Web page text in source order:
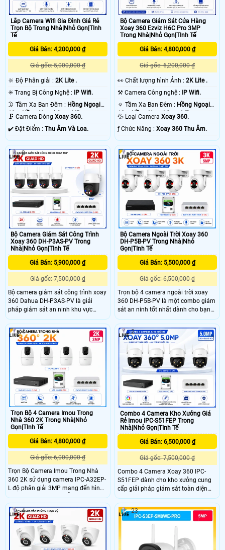
Lắp Camera Wifi Gia Đình Giá Rẻ
Trọn Bộ Trong Nhà|Nhỏ Gọn|TInh
Tế
Giá Bán: 4,200,000 ₫
Giá gốc: 5,000,000 ₫
🔆 Độ Phân giải : 2K Lite .
✳️ Trang Bị Công Nghệ : IP Wifi.
🌛 Tầm Xa Ban Đêm : Hồng Ngoại
10m Hồng Ngoại Smart IR.
🗜️ Camera Dòng Xoay 360.
️✔️ Đặt Điểm : Thu Âm Và Loa.
Bộ Camera Giám Sát Cửa Hàng
Xoay 360 Ezviz H6C Pro 3MP
Trong Nhà|Nhỏ Gọn|TInh Tế
Giá Bán: 4,800,000 ₫
Giá gốc: 6,200,000 ₫
️👀 Chất lượng hình Ảnh :2K Lite .
⚒ Camera Công nghệ : IP Wifi.
🔅 Tầm Xa Ban Đêm : Hồng Ngoại
10m Hồng Ngoại Smart IR.
💦 Loại CameraXoay 360.
️ƒ Chức Năng :Xoay 360 Thu Âm.
Bộ Camera Giám Sát Công Trình
Xoay 360 DH-P3AS-PV Trong
Nhà|Nhỏ Gọn|TInh Tế
Giá Bán: 5,900,000 ₫
Giá gốc: 7,500,000 ₫
Bộ camera giám sát công trình xoay
360 Dahua DH-P3AS-PV là giải
pháp giám sát an ninh khu vực
công trình chất lượng. Với camera
3MP hình ảnh siêu nét, hỗ trợ quay
quét linh hoạt, phát hiện phân biệt
đối tượng người, phương tiện, khả
năng ghi hình màu ban đêm 30m,
chuẩn chống nước IP66 giúp bền bỉ
trong mọi điều kiện khắc nghiệt
2
Bộ Camera Ngoài Trời Xoay 360
DH-P5B-PV Trong Nhà|Nhỏ
Gọn|TInh Tế
Giá Bán: 5,500,000 ₫
Giá gốc: 6,500,000 ₫
Trọn bộ 4 camera ngoài trời xoay
360 DH-P5B-PV là một combo giám
sát an ninh tốt nhất dành cho bạn
với độ phân giải hình ảnh độ nét
cao 3K, khả năng quay quét 360 độ
toàn ảnh giúp quan sát mọi góc
chết linh hoạt.
5
Trọn Bộ 4 Camera Imou Trong
Nhà 360 2K Trong Nhà|Nhỏ
Gọn|TInh Tế
Giá Bán: 4,800,000 ₫
Giá gốc: 6,000,000 ₫
Trọn Bộ Camera Imou Trong Nhà
360 2K sử dụng camera IPC-A32EP-
L độ phân giải 3MP mang đến hình
ảnh giám sát rõ nét, hỗ trợ quay
quét 355°, hồng ngoại thông minh
10m và đàm thoại hai chiều. Ngoài
ra, Camera tích hợp AI phát hiện
người, thú cưng, âm thanh bất
thường, Smart Tracking hỗ trợ bảo
vệ an ninh an toàn hơn.
4
Combo 4 Camera Kho Xưởng Giá
Rẻ Imou IPC-S51FEP Trong
Nhà|Nhỏ Gọn|TInh Tế
Giá Bán: 6,500,000 ₫
Giá gốc: 7,500,000 ₫
Combo 4 Camera Xoay 360 IPC-
S51FEP dành cho kho xưởng cung
cấp giải pháp giám sát toàn diện
các hoạt động trong xưởng. Với
camera độ phân giải 5MP siêu nét
hỗ trợ quay quét 355°, phát hiện và
theo dõi người và chuyển động, đàm
và còi, cùng 4 chế độ quan sát ban
đêm. Đây là một lựa chọn tốt dành
2
4 23